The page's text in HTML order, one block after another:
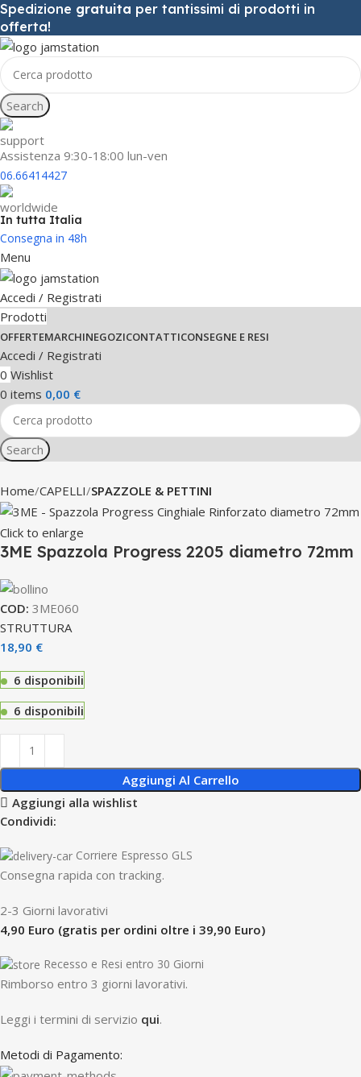
Spedizione gratuita per tantissimi di prodotti in
offerta!
Search
Assistenza 9:30-18:00 lun-ven
06.66414427
In tutta Italia
Consegna in 48h
Menu
Accedi / Registrati
Prodotti
OFFERTEMARCHINEGOZICONTATTICONSEGNE E RESI
Accedi / Registrati
0 Wishlist
0 items 0,00 €
Search
Home CAPELLI SPAZZOLE & PETTINI
Click to enlarge
3ME Spazzola Progress 2205 diametro 72mm
COD: 3ME060
STRUTTURA
18,90 €
6 disponibili
6 disponibili
Aggiungi Al Carrello
Aggiungi alla wishlist
Condividi:
Corriere Espresso GLS
Consegna rapida con tracking.
2-3 Giorni lavorativi
4,90 Euro (gratis per ordini oltre i 39,90 Euro)
Recesso e Resi entro 30 Giorni
Rimborso entro 3 giorni lavorativi.
Leggi i termini di servizio qui.
Metodi di Pagamento: